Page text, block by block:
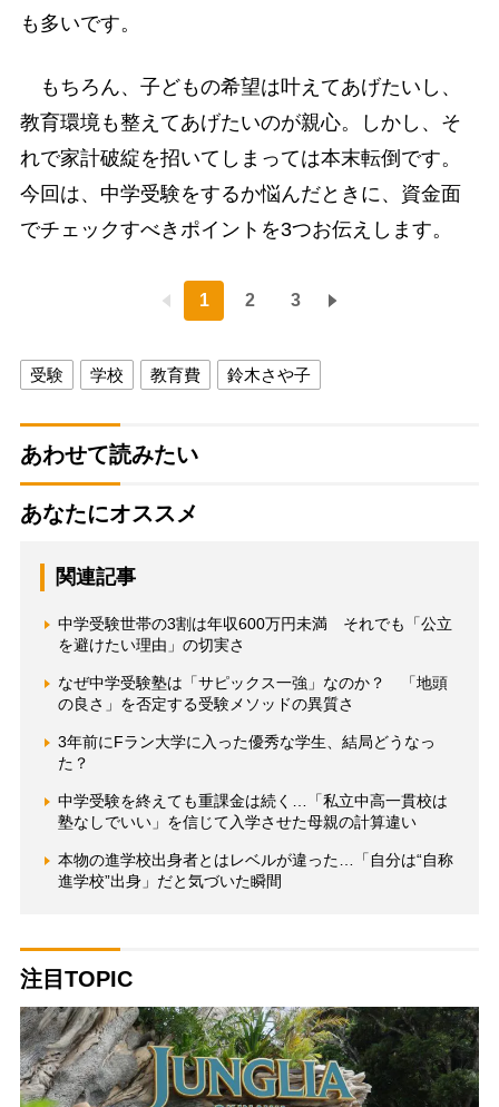
も多いです。
もちろん、子どもの希望は叶えてあげたいし、
教育環境も整えてあげたいのが親心。しかし、そ
れで家計破綻を招いてしまっては本末転倒です。
今回は、中学受験をするか悩んだときに、資金面
でチェックすべきポイントを3つお伝えします。
1 2 3
受験 学校 教育費 鈴木さや子
あわせて読みたい
あなたにオススメ
関連記事
中学受験世帯の3割は年収600万円未満 それでも「公立
を避けたい理由」の切実さ
なぜ中学受験塾は「サピックス一強」なのか？ 「地頭
の良さ」を否定する受験メソッドの異質さ
3年前にFラン大学に入った優秀な学生、結局どうなっ
た？
中学受験を終えても重課金は続く…「私立中高一貫校は
塾なしでいい」を信じて入学させた母親の計算違い
本物の進学校出身者とはレベルが違った…「自分は“自称
進学校”出身」だと気づいた瞬間
注目TOPIC